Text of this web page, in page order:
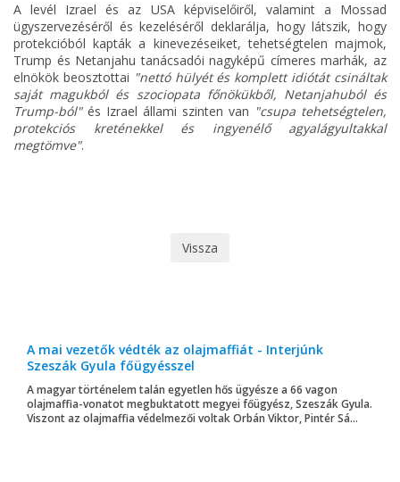
A levél Izrael és az USA képviselőiről, valamint a Mossad
ügyszervezéséről és kezeléséről deklarálja, hogy látszik, hogy
protekcióból kapták a kinevezéseiket, tehetségtelen majmok,
Trump és Netanjahu tanácsadói nagyképű címeres marhák, az
elnökök beosztottai "nettó hülyét és komplett idiótát csináltak
saját magukból és szociopata főnökükből, Netanjahuból és
Trump-ból"és Izrael állami szinten van "csupa tehetségtelen,
protekciós kreténekkel és ingyenélő agyalágyultakkal
megtömve".
Vissza
A mai vezetők védték az olajmaffiát - Interjúnk
Szeszák Gyula főügyésszel
A magyar történelem talán egyetlen hős ügyésze a 66 vagon
olajmaffia-vonatot megbuktatott megyei főügyész, Szeszák Gyula.
Viszont az olajmaffia védelmezői voltak Orbán Viktor, Pintér Sá...